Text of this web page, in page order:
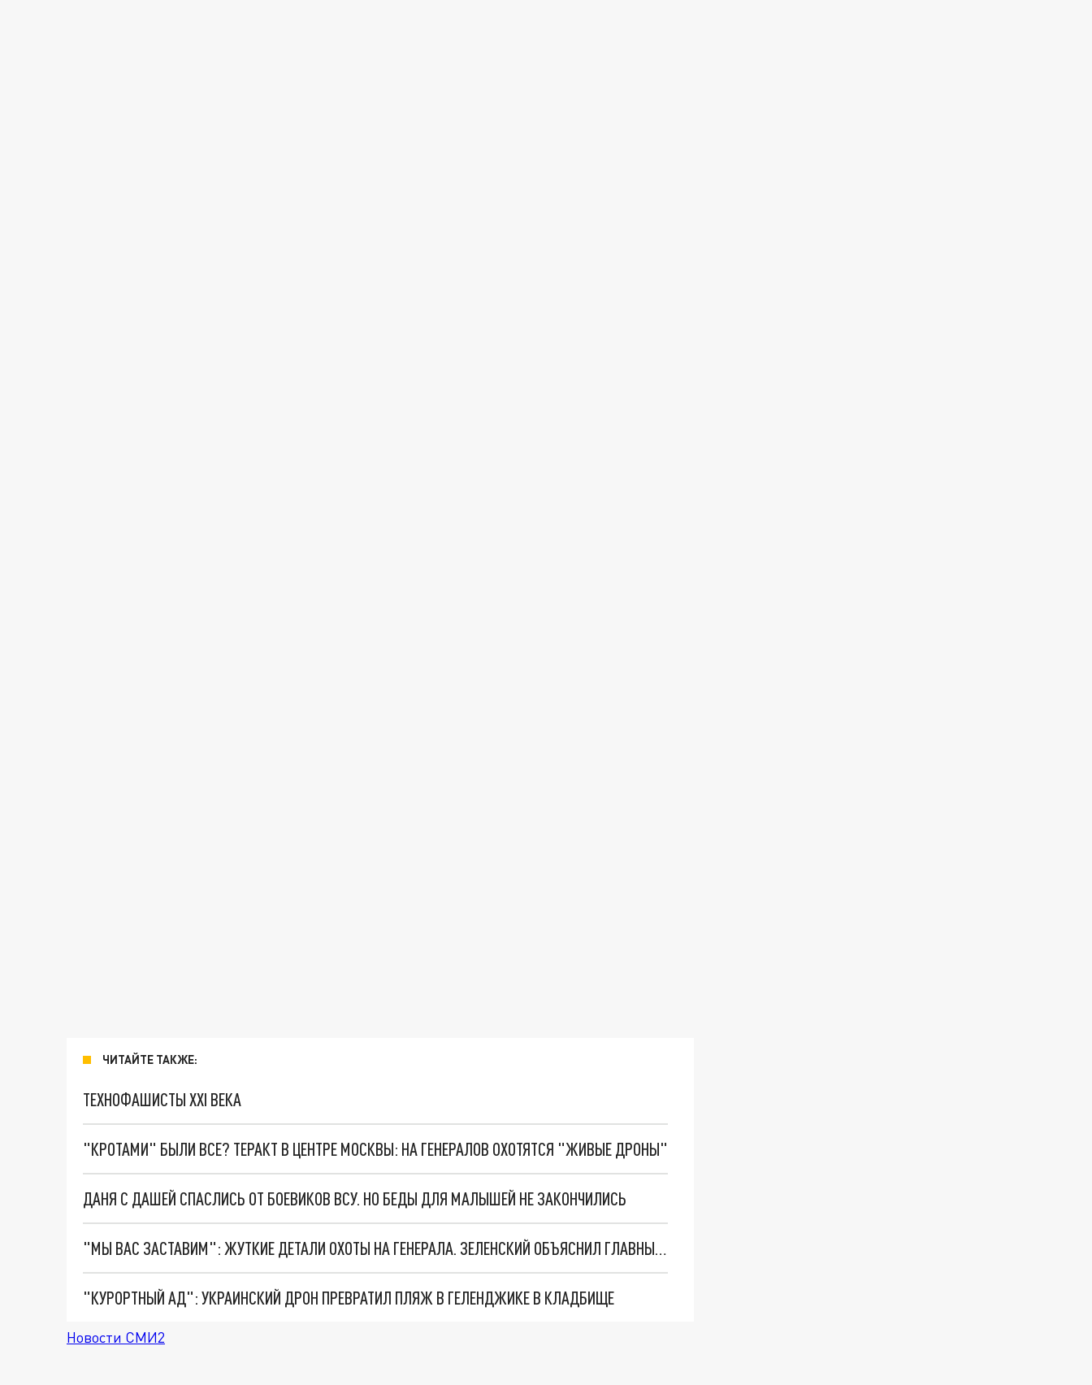
ЧИТАЙТЕ ТАКЖЕ:
ТЕХНОФАШИСТЫ XXI ВЕКА
"КРОТАМИ" БЫЛИ ВСЕ? ТЕРАКТ В ЦЕНТРЕ МОСКВЫ: НА ГЕНЕРАЛОВ ОХОТЯТСЯ "ЖИВЫЕ ДРОНЫ"
ДАНЯ С ДАШЕЙ СПАСЛИСЬ ОТ БОЕВИКОВ ВСУ. НО БЕДЫ ДЛЯ МАЛЫШЕЙ НЕ ЗАКОНЧИЛИСЬ
"МЫ ВАС ЗАСТАВИМ": ЖУТКИЕ ДЕТАЛИ ОХОТЫ НА ГЕНЕРАЛА. ЗЕЛЕНСКИЙ ОБЪЯСНИЛ ГЛАВНЫЙ СМЫСЛ ТЕРАКТА В ЦЕНТРЕ МОСКВЫ
"КУРОРТНЫЙ АД": УКРАИНСКИЙ ДРОН ПРЕВРАТИЛ ПЛЯЖ В ГЕЛЕНДЖИКЕ В КЛАДБИЩЕ
Новости СМИ2